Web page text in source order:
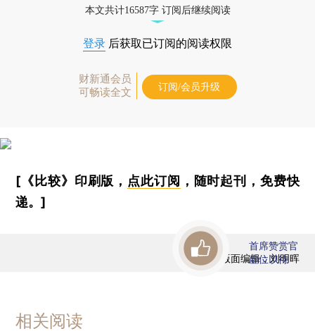
本文共计16587字 订阅后继续阅读
登录 后获取已订阅的阅读权限
财新通会员
可畅读全文
订阅/会员升级
[《比较》印刷版， 点此订阅 ，随时起刊，免费快
递。]
版面编辑：刘明晖
首席赞赏官
虚位以待
相关阅读